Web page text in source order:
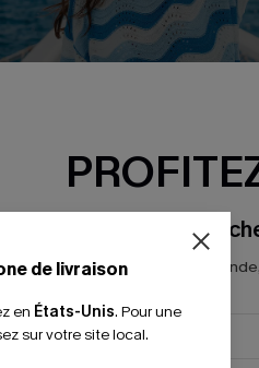
de livraison
en États-Unis. Pour une
sur votre site local.
-15% dès 2
*Un code par